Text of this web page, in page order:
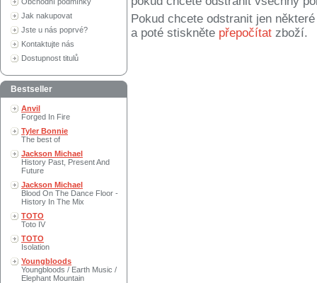
Jak nakupovat
Jste u nás poprvé?
Kontaktujte nás
Dostupnost titulů
Bestseller
Anvil
Forged In Fire
Tyler Bonnie
The best of
Jackson Michael
History Past, Present And
Future
Jackson Michael
Blood On The Dance Floor -
History In The Mix
TOTO
Toto IV
TOTO
Isolation
Youngbloods
Youngbloods / Earth Music /
Elephant Mountain
Pokud chcete odstranit jen
a poté stiskněte přepočítat zboží.